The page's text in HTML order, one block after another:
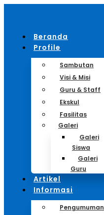
Beranda
Profile
Sambutan
Visi & Misi
Guru & Staff
Ekskul
Fasilitas
Galeri
Galeri
Siswa
Galeri
Guru
Artikel
Informasi
Pengumuman